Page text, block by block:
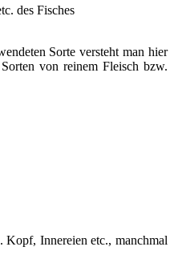
des Fisches
Sorte versteht man hier
von reinem Fleisch bzw.
Kopf, Innereien etc., manchmal